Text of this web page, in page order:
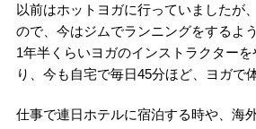
以前はホットヨガに行っていましたが
ので、今はジムでランニングをするよ
1年半くらいヨガのインストラクター
り、今も自宅で毎日45分ほど、ヨガで
仕事で連日ホテルに宿泊する時や、海